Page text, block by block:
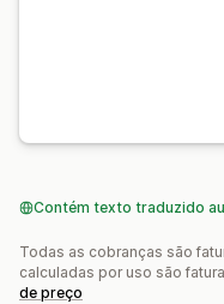
Flows de chat Avatar
Desempenho do funil
Contém texto traduzido
Todas as cobranças são
calculadas por uso são
de preço